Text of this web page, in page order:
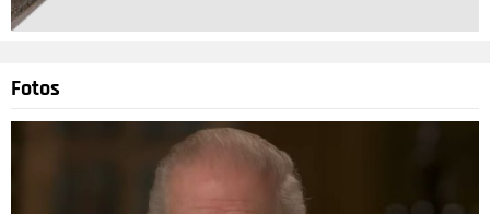
Divulgação 4/13
Vale lembrar que, em 2014, uma fonte revelou à Us Weekly
que o coração de Taylor já foi de Matt Healy, da banda The
1975. Tudo teria acontecido após ela terminar seu namoro
Fotos